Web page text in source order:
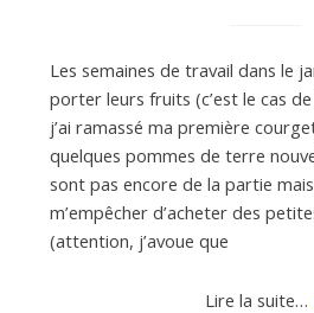
Les semaines de travail dans le
porter leurs fruits (c’est le cas
j’ai ramassé ma première
quelques pommes de terre
sont pas encore de la partie mais
m’empêcher d’acheter des
(attention, j’avoue que
Lire la suite…